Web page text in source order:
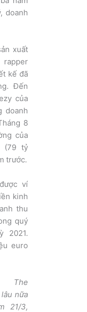
doanh
xuất
rapper
kế đã
Đến
của
doanh
8
của
(79 tỷ
trước.
ví
kinh
thu
quý
2021.
euro
The
nữa
21/3,